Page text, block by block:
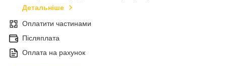
Детальніше
Оплатити частинами
Післяплата
Оплата на рахунок